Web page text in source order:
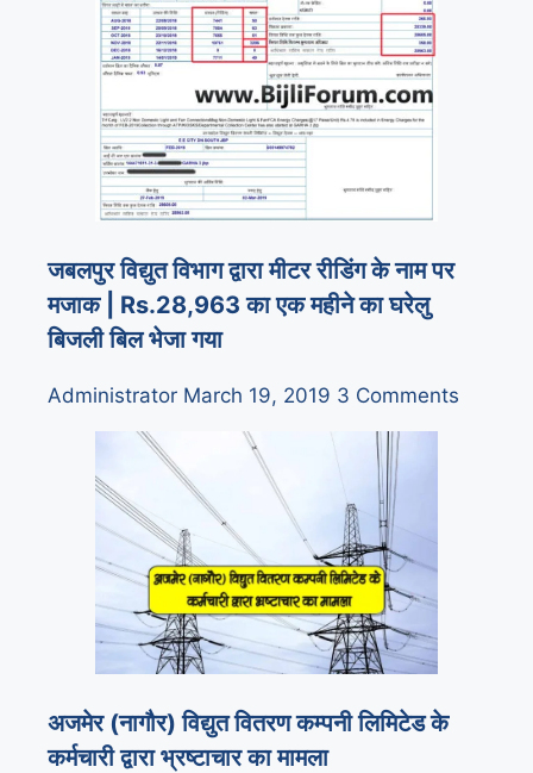
जबलपुर विद्युत विभाग द्वारा मीटर रीडिंग के नाम पर
मजाक | Rs.28,963 का एक महीने का घरेलु
बिजली बिल भेजा गया
Administrator March 19, 2019 3 Comments
अजमेर (नागौर) विद्युत वितरण कम्पनी लिमिटेड के
कर्मचारी द्वारा भ्रष्टाचार का मामला